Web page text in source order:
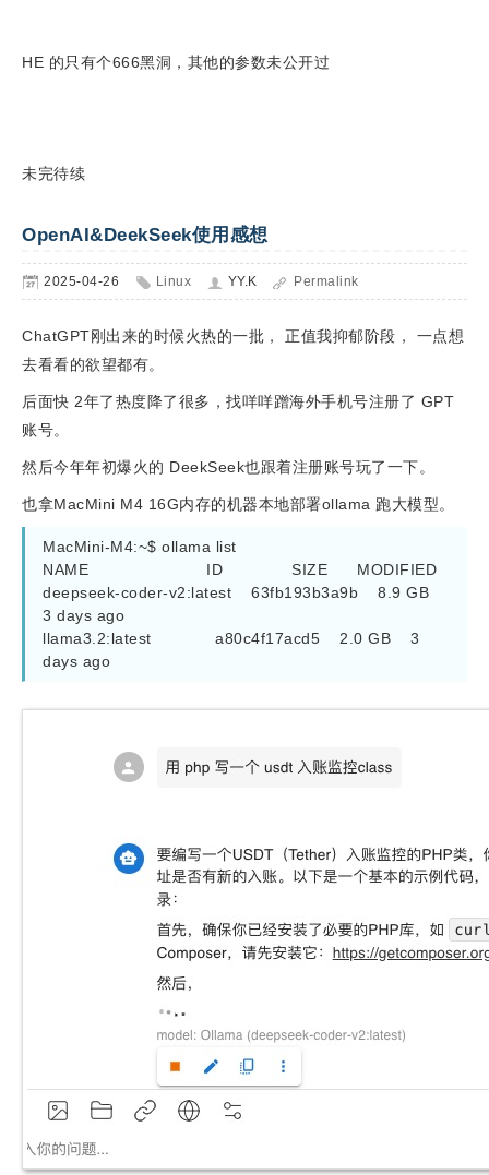
HE 的只有个666黑洞，其他的参数未公开过
未完待续
OpenAI&DeekSeek使用感想
2025-04-26 Linux YY.K Permalink
ChatGPT刚出来的时候火热的一批， 正值我抑郁阶段， 一点想
去看看的欲望都有。
后面快 2年了热度降了很多，找咩咩蹭海外手机号注册了 GPT
账号。
然后今年年初爆火的 DeekSeek也跟着注册账号玩了一下。
也拿MacMini M4 16G内存的机器本地部署ollama 跑大模型。
MacMini-M4:~$ ollama list
NAME                        ID              SIZE      MODIFIED
deepseek-coder-v2:latest    63fb193b3a9b    8.9 GB
3 days ago
llama3.2:latest             a80c4f17acd5    2.0 GB    3
days ago